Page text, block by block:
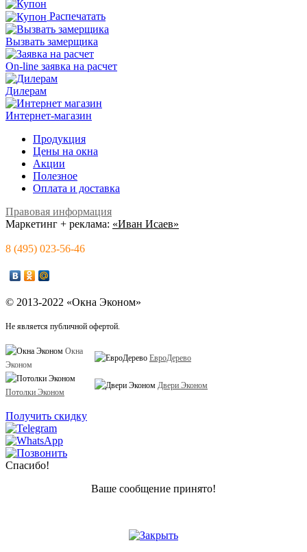
Распечатать
Вызвать замерщика
On-line заявка на расчет
Дилерам
Интернет-магазин
Продукция
Цены на окна
Акции
Полезное
Оплата и доставка
Правовая информация
Маркетинг + реклама: «Иван Исаев»
8 (495) 023-56-46
© 2013-2022 «Окна Эконом»
Не является публичной офертой.
Окна
Эконом
ЕвроДерево
Потолки Эконом
Двери Эконом
Получить скидку
Спасибо!
Ваше сообщение принято!